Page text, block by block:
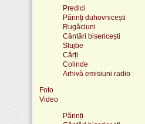
Predici
Părinți duhovnicești
Rugăciuni
Cântări bisericești
Slujbe
Cărți
Colinde
Arhivă emisiuni radio
Foto
Video
Părinți